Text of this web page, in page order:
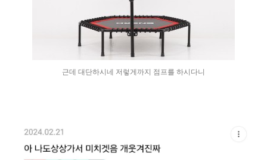
근데 대단하시네 저렇게까지 점프를 하시다니